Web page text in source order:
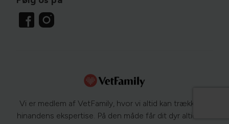
Vi er medlem af VetFamily, hvor vi altid kan trække på
hinandens ekspertise. På den måde får dit dyr altid den